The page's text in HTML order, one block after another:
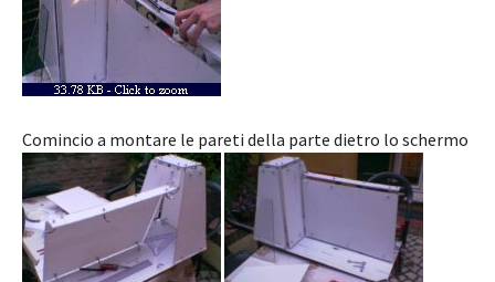
Comincio a montare le pareti della parte dietro lo schermo